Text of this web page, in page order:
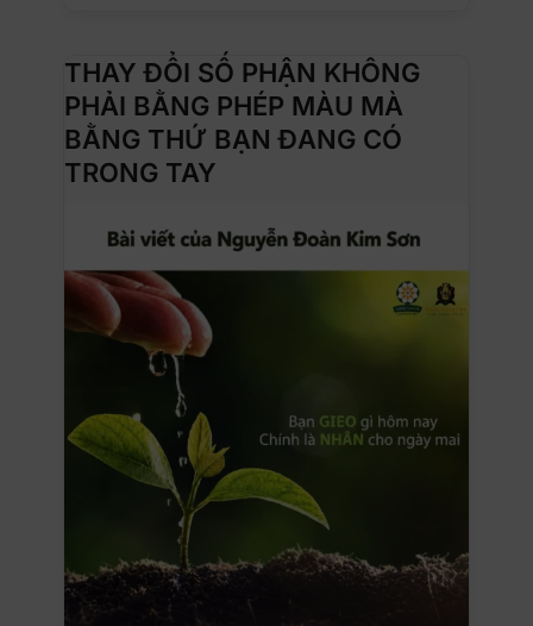
THAY ĐỔI SỐ PHẬN KHÔNG
PHẢI BẰNG PHÉP MÀU MÀ
BẰNG THỨ BẠN ĐANG CÓ
TRONG TAY